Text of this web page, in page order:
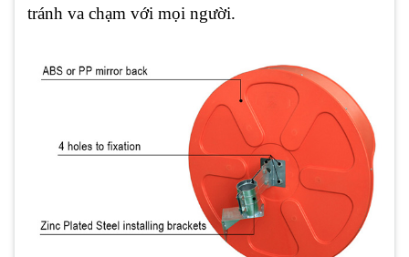
tránh va chạm với mọi người.